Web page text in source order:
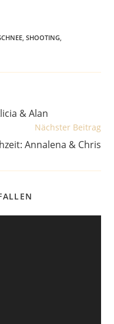
SHOOTING
& Alan
Nächster Beitrag
Annalena & Chris